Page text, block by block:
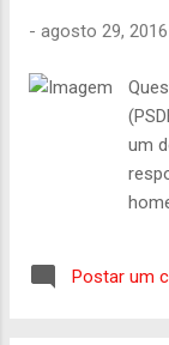
tirá-
- agosto 29, 2016
um
Postar um